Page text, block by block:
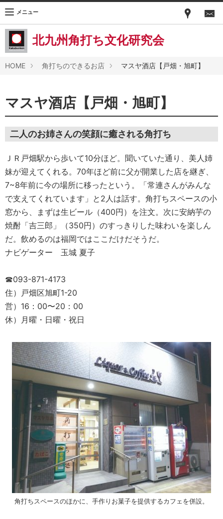
北九州角打ち文化研究会
メニュー
HOME 角打ちのできるお店 マスヤ酒店【戸畑・旭町】
マスヤ酒店【戸畑・旭町】
二人のお姉さんの笑顔に癒される角打ち
ＪＲ戸畑駅から歩いて10分ほど。聞いていた通り、美人姉
妹が迎えてくれる。70年ほど前に父が開業した店を継ぎ、
7~8年前に今の場所に移ったという。「常連さんがみんな
で支えてくれています」と2人は話す。角打ちスペースの小
窓から、まずは生ビール（400円）を注文。次に安納芋の
焼酎「吉三郎」（350円）のすっきりした味わいを楽しん
だ。飲めるのは福岡ではここだけだそうだ。
ナビゲーター 玉城 夏子
☎093-871-4173
住）戸畑区旭町1-20
営）16：00〜20：00
休）月曜・日曜・祝日
角打ちスペースのほかに、手作りお菓子を提供するカフェを併設。